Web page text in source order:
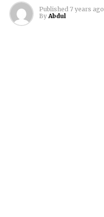
Published 7 years ago
By Abdul